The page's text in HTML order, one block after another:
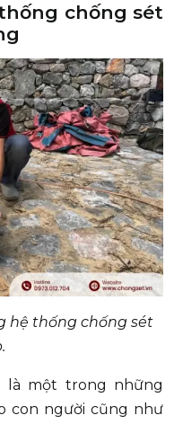
chống sét
hệ thống chống sét
là một trong những
con người cũng như